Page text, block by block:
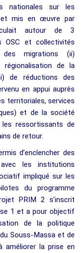
nationales sur les
et mis en œuvre par
autour de 3
OSC et collectivités
des migrations (ii)
régionalisation de la
de réductions des
en appui auprès
territoriales, services
et de la société
ressortissants de
de retour.
d’enclencher des
avec les institutions
impliqué sur les
du programme
PRIM 2 s'inscrit
1 et a pour objectif
de la politique
Souss-Massa et de
améliorer la prise en